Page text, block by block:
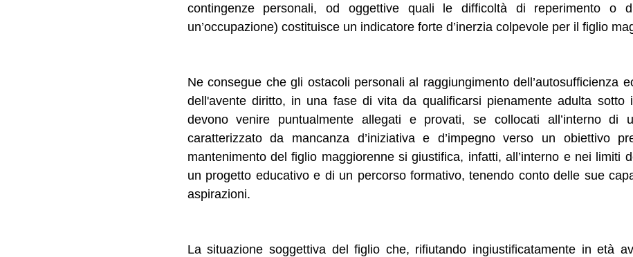
contingenze personali, od oggettive quali le difficoltà di reperimento o
un’occupazione) costituisce un indicatore forte d’inerzia colpevole per il figlio
Ne consegue che gli ostacoli personali al raggiungimento dell’autosufficienza
dell'avente diritto, in una fase di vita da qualificarsi pienamente adulta sotto
devono venire puntualmente allegati e provati, se collocati all’interno di
caratterizzato da mancanza d’iniziativa e d’impegno verso un obiettivo
mantenimento del figlio maggiorenne si giustifica, infatti, all’interno e nei limiti
un progetto educativo e di un percorso formativo, tenendo conto delle sue
aspirazioni.
La situazione soggettiva del figlio che, rifiutando ingiustificatamente in età